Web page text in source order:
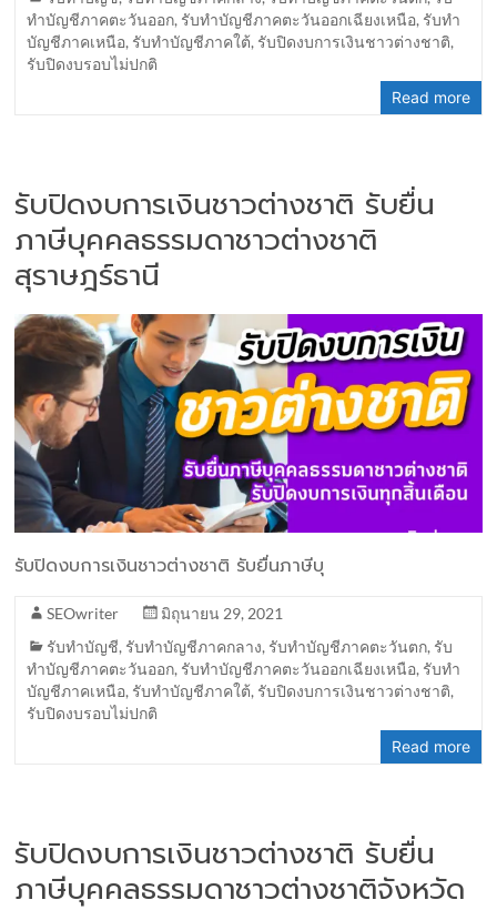
ทำบัญชีภาคตะวันออก, รับทำบัญชีภาคตะวันออกเฉียงเหนือ, รับทำ
บัญชีภาคเหนือ, รับทำบัญชีภาคใต้, รับปิดงบการเงินชาวต่างชาติ,
รับปิดงบรอบไม่ปกติ
Read more
รับปิดงบการเงินชาวต่างชาติ รับยื่น
ภาษีบุคคลธรรมดาชาวต่างชาติ
สุราษฎร์ธานี
รับปิดงบการเงินชาวต่างชาติ รับยื่นภาษีบุ
SEOwriter
มิถุนายน 29, 2021
รับทำบัญชี, รับทำบัญชีภาคกลาง, รับทำบัญชีภาคตะวันตก, รับ
ทำบัญชีภาคตะวันออก, รับทำบัญชีภาคตะวันออกเฉียงเหนือ, รับทำ
บัญชีภาคเหนือ, รับทำบัญชีภาคใต้, รับปิดงบการเงินชาวต่างชาติ,
รับปิดงบรอบไม่ปกติ
Read more
รับปิดงบการเงินชาวต่างชาติ รับยื่น
ภาษีบุคคลธรรมดาชาวต่างชาติจังหวัด